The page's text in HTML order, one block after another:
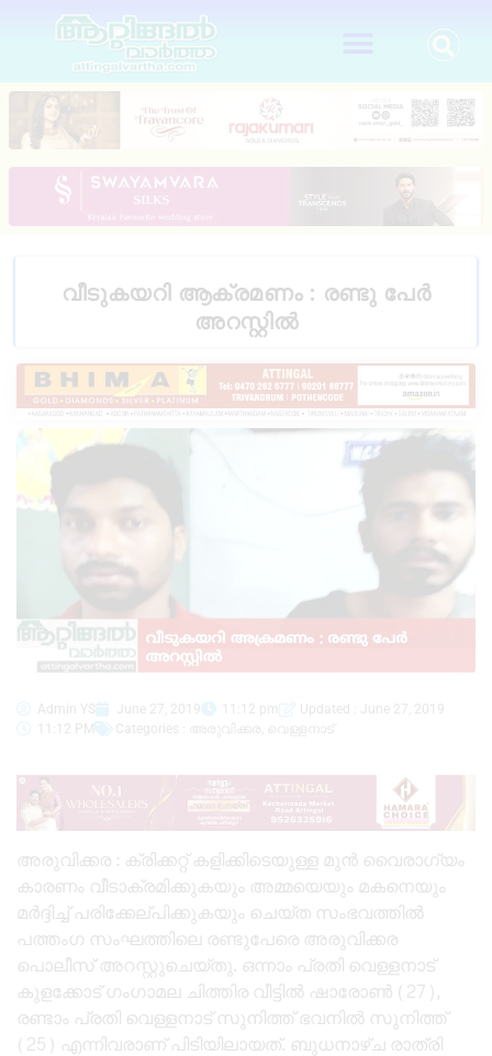
വീടുകയറി ആക്രമണം : രണ്ടു പേർ
അറസ്റ്റിൽ
Admin YS June 27, 2019 11:12 pm
Updated : June 27, 2019
11:12 PM
Categories : അരുവിക്കര വെള്ളനാട്
അരുവിക്കര : ക്രിക്കറ്റ് കളിക്കിടെയുള്ള മുൻ വൈരാഗ്യം
കാരണം വീടാക്രമിക്കുകയും അമ്മയെയും മകനെയും
മർദ്ദിച്ച് പരിക്കേല്പിക്കുകയും ചെയ്‌ത സംഭവത്തിൽ
പത്തംഗ സംഘത്തിലെ രണ്ടുപേരെ അരുവിക്കര
പൊലീസ് അറസ്റ്റുചെയ്തു. ഒന്നാം പ്രതി വെള്ളനാട്
കുളക്കോട് ഗംഗാമല ചിത്തിര വീട്ടിൽ ഷാരോൺ (27),
രണ്ടാം പ്രതി വെള്ളനാട് സുനിത്ത് ഭവനിൽ സുനിത്ത്
(25) എന്നിവരാണ് പിടിയിലായത്. ബുധനാഴ്ച രാത്രി